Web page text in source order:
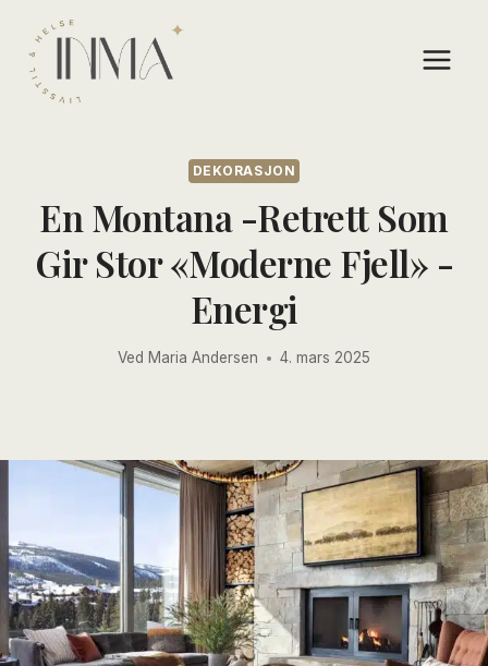
content
DEKORASJON
En Montana -retrett Som
Gir Stor «moderne Fjell» -
Energi
Ved Maria Andersen 4. mars 2025